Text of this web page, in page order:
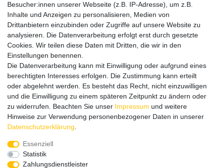
Bitte entschuldigen Sie, wenn wir telefonisch wegen hoher
betrieblicher Auslastung nicht erreichbar sein sollten.
Schreiben Sie uns gerne eine E-Mail mit Ihrer Telefonnummer
und der Bitte um Rückruf.
Wir rufen Sie schnellstmöglich zurück.
Wir versenden in die folgenden Länder
Versandkostenfrei (DE) ab 69 €
Besucher:innen unserer Webseite (z.B. IP-Adresse), um z.B.
Inhalte und Anzeigen zu personalisieren, Medien von
Drittanbietern einzubinden oder Zugriffe auf unsere Website zu
analysieren. Die Datenverarbeitung erfolgt erst durch gesetzte
Cookies. Wir teilen diese Daten mit Dritten, die wir in den
Einstellungen benennen.
Die Datenverarbeitung kann mit Einwilligung oder aufgrund eines
berechtigten Interesses erfolgen. Die Zustimmung kann erteilt
oder abgelehnt werden. Es besteht das Recht, nicht einzuwilligen
und die Einwilligung zu einem späteren Zeitpunkt zu ändern oder
zu widerrufen. Beachten Sie unser Impressum und weitere
Hinweise zur Verwendung personenbezogener Daten in unserer
Daten­schutz­erklärung
Essenziell
Statistik
Zahlungsdienstleister